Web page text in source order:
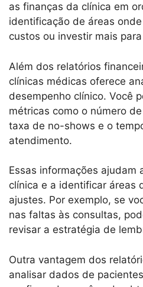
as finanças da clínica em
identificação de áreas
custos ou investir mais
Além dos relatórios
clínicas médicas oferece
desempenho clínico. Você
métricas como o número
taxa de no-shows e o
atendimento.
Essas informações ajudam
clínica e a identificar áreas
ajustes. Por exemplo, se
nas faltas às consultas,
revisar a estratégia de
Outra vantagem dos
analisar dados de